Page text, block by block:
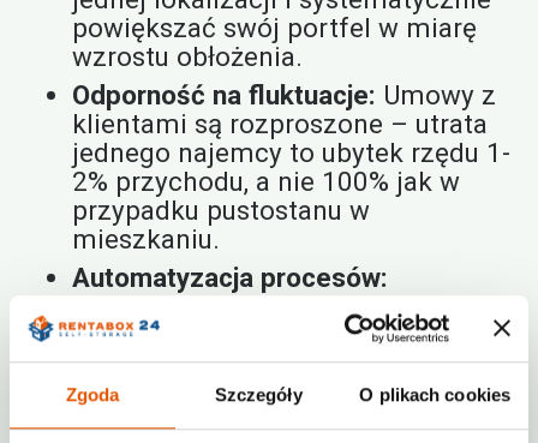
Zgoda Szczegóły O plikach cookies
powiększać swój portfel w miarę
wzrostu obłożenia.
Odporność na fluktuacje: Umowy z
klientami są rozproszone – utrata
jednego najemcy to ubytek rzędu 1-
2% przychodu, a nie 100% jak w
przypadku pustostanu w
mieszkaniu.
Automatyzacja procesów:
Nowoczesne systemy sprawiają, że
inwestycja w self storagenie
wymaga zatrudniania personelu na
miejscu, co bezpośrednio przekłada
się na drastyczne obniżenie progu